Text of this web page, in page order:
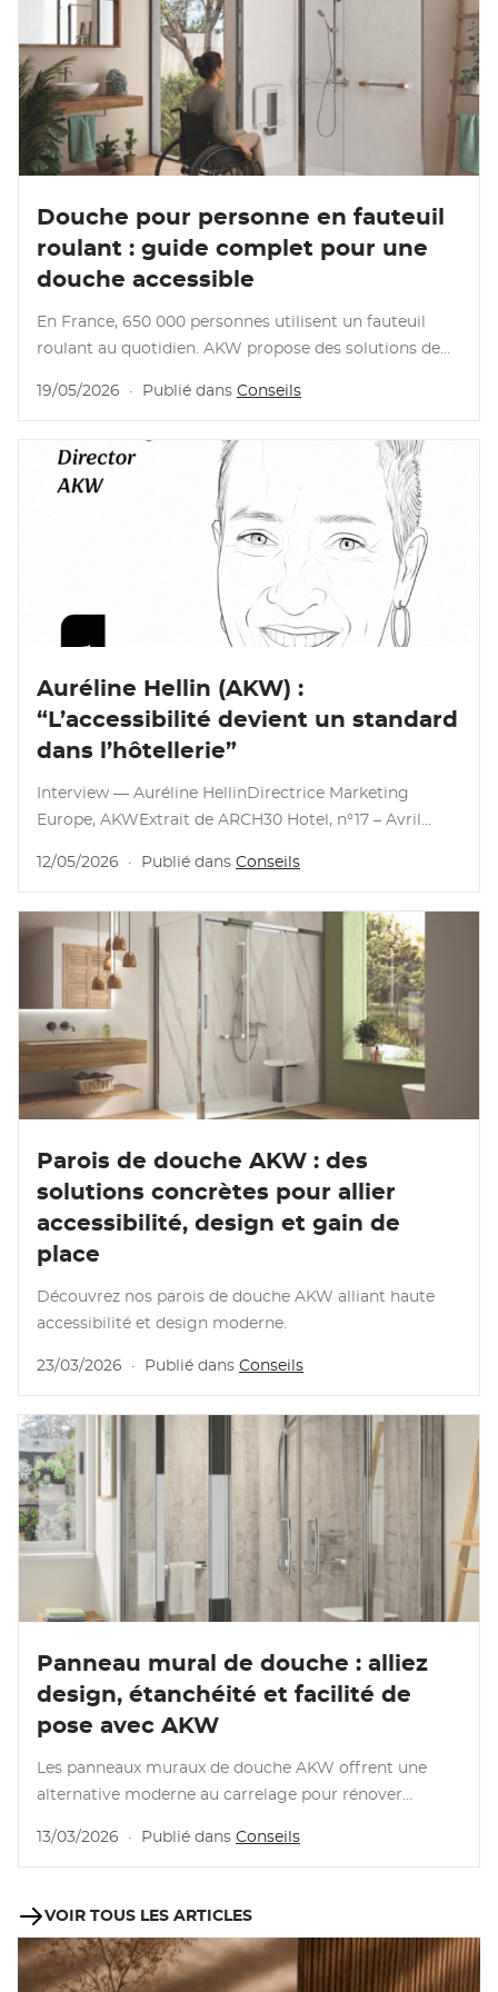
Douche pour personne en fauteuil
roulant : guide complet pour une
douche accessible
En France, 650 000 personnes utilisent un fauteuil
roulant au quotidien. AKW propose des solutions de
19/05/2026
· Publié dans Conseils
Auréline Hellin (AKW) :
“L’accessibilité devient un standard
dans l’hôtellerie”
Interview — Auréline HellinDirectrice Marketing
Europe, AKWExtrait de ARCH30 Hotel, n°17 – Avril
sanitaire …
12/05/2026 · Publié dans Conseils
Parois de douche AKW : des
solutions concrètes pour allier
accessibilité, design et gain de
place
Découvrez nos parois de douche AKW alliant haute
accessibilité et design moderne.
23/03/2026 · Publié dans Conseils
Panneau mural de douche : alliez
design, étanchéité et facilité de
pose avec AKW
Les panneaux muraux de douche AKW offrent une
alternative moderne au carrelage pour rénover
13/03/2026 · Publié dans Conseils
VOIR TOUS LES ARTICLES